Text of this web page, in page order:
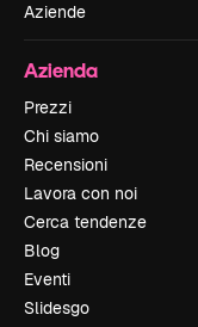
Aziende
Azienda
Prezzi
Chi siamo
Recensioni
Lavora con noi
Cerca tendenze
Blog
Eventi
Slidesgo